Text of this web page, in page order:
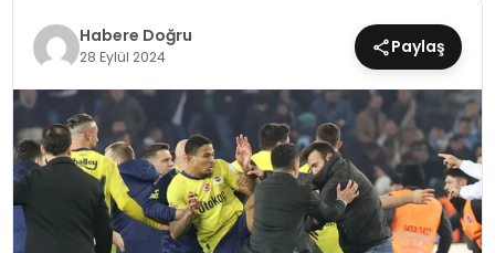
TEKNOLOJİ
SPOR
EĞİTİM
MAGAZİN
Habere Doğru
28 Eylül 2024 Paylaş